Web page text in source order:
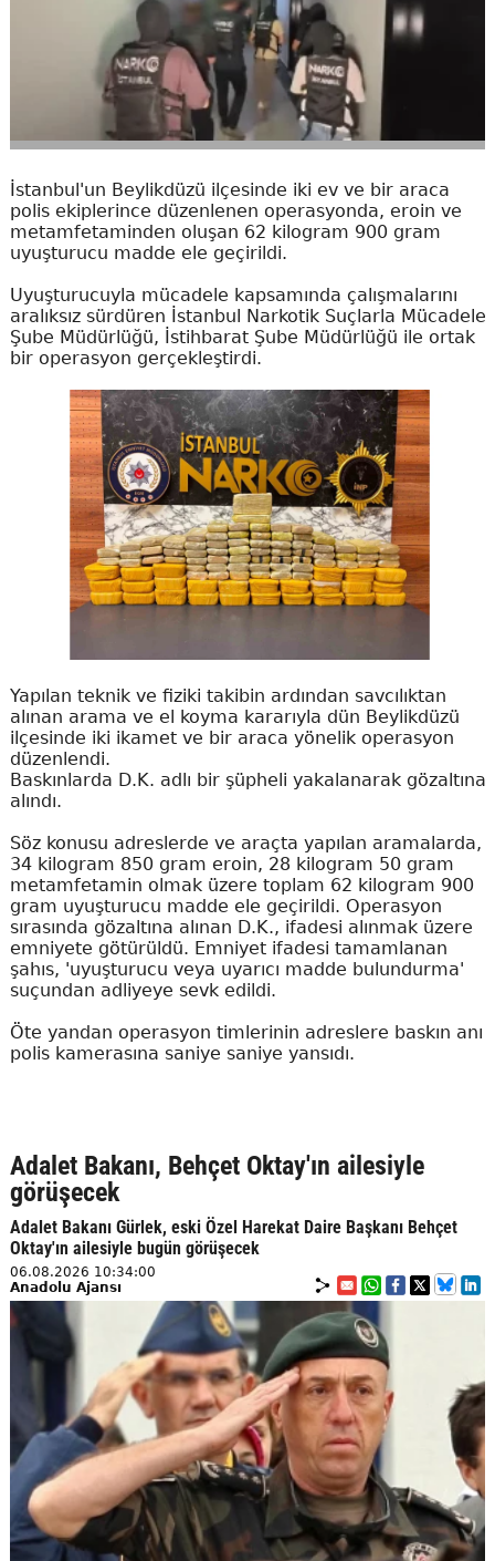
İstanbul'un Beylikdüzü ilçesinde iki ev ve bir araca
polis ekiplerince düzenlenen operasyonda, eroin ve
metamfetaminden oluşan 62 kilogram 900 gram
uyuşturucu madde ele geçirildi.
Uyuşturucuyla mücadele kapsamında çalışmalarını
aralıksız sürdüren İstanbul Narkotik Suçlarla Mücadele
Şube Müdürlüğü, İstihbarat Şube Müdürlüğü ile ortak
bir operasyon gerçekleştirdi.
Yapılan teknik ve fiziki takibin ardından savcılıktan
alınan arama ve el koyma kararıyla dün Beylikdüzü
ilçesinde iki ikamet ve bir araca yönelik operasyon
düzenlendi.
Baskınlarda D.K. adlı bir şüpheli yakalanarak gözaltına
alındı.
Söz konusu adreslerde ve araçta yapılan aramalarda,
34 kilogram 850 gram eroin, 28 kilogram 50 gram
metamfetamin olmak üzere toplam 62 kilogram 900
gram uyuşturucu madde ele geçirildi. Operasyon
sırasında gözaltına alınan D.K., ifadesi alınmak üzere
emniyete götürüldü. Emniyet ifadesi tamamlanan
şahıs, 'uyuşturucu veya uyarıcı madde bulundurma'
suçundan adliyeye sevk edildi.
Öte yandan operasyon timlerinin adreslere baskın anı
polis kamerasına saniye saniye yansıdı.
Adalet Bakanı, Behçet Oktay'ın ailesiyle
görüşecek
Adalet Bakanı Gürlek, eski Özel Harekat Daire Başkanı Behçet
Oktay'ın ailesiyle bugün görüşecek
06.08.2026 10:34:00
Anadolu Ajansı